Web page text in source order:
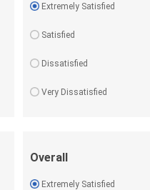
Extremely Satisfied
Satisfied
Dissatisfied
Very Dissatisfied
Overall
Extremely Satisfied